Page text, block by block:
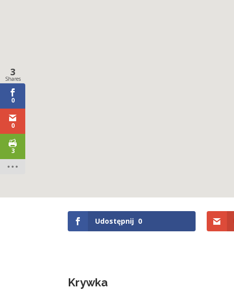
Udostępnij 0
Krywka
3
Shares
0
0
3